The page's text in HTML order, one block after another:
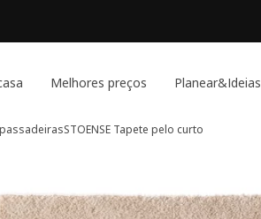
Melhores preços Planear&Ideias
STOENSE Tapete pelo curto